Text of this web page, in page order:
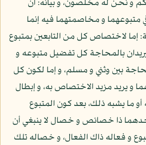
و نحن له مخلصون، و بيانه: أن
متبوعهما و مخاصمتهما فيه إنما
إما لاختصاص كل من التابعين بمتبوع
بالمحاجة كل تفضيل متبوعه و
بين وثني و مسلم، و إما لكون كل
و يريد مزيد الاختصاص به، و إبطال
أو ما يشبه ذلك، بعد كون المتبوع
ذا خصائص و خصال لا ينبغي أن
و فعاله ذاك الفعال، و خصاله تلك